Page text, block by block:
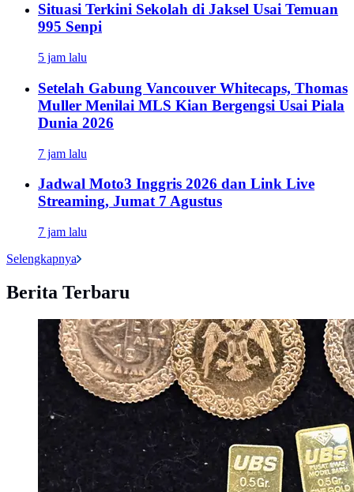
Situasi Terkini Sekolah di Jaksel Usai Temuan
995 Senpi
5 jam lalu
Setelah Gabung Vancouver Whitecaps, Thomas
Muller Menilai MLS Kian Bergengsi Usai Piala
Dunia 2026
7 jam lalu
Jadwal Moto3 Inggris 2026 dan Link Live
Streaming, Jumat 7 Agustus
7 jam lalu
Selengkapnya
Berita Terbaru